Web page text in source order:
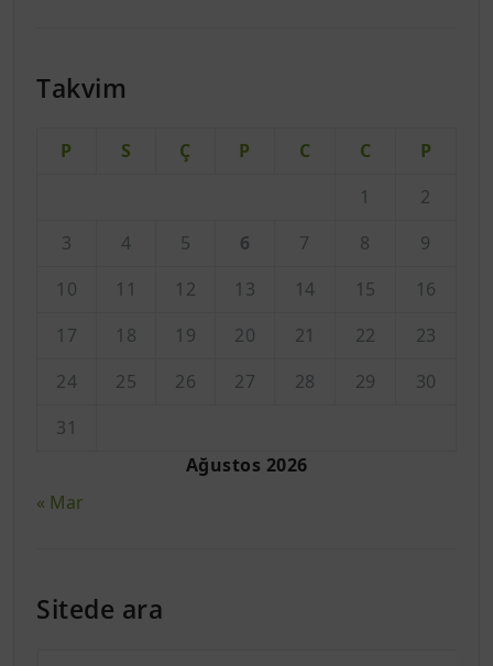
Takvim
Ağustos 2026
P S Ç P C C
P
1
2
3
4 5 6 7 8
9
10
11 12 13 14 15
16
17
18 19 20 21 22
23
24
25 26 27 28 29
30
31
« Mar
Sitede ara